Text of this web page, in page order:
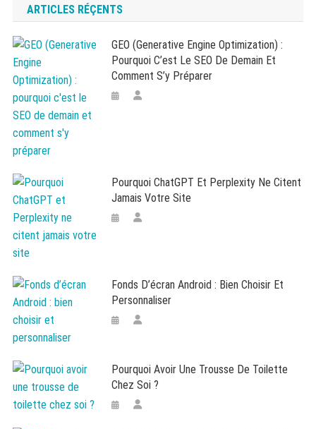
ARTICLES RÉÇENTS
GEO (Generative Engine Optimization) :
Pourquoi C’est Le SEO De Demain Et
Comment S’y Préparer
Pourquoi ChatGPT Et Perplexity Ne Citent
Jamais Votre Site
Fonds D’écran Android : Bien Choisir Et
Personnaliser
Pourquoi Avoir Une Trousse De Toilette
Chez Soi ?